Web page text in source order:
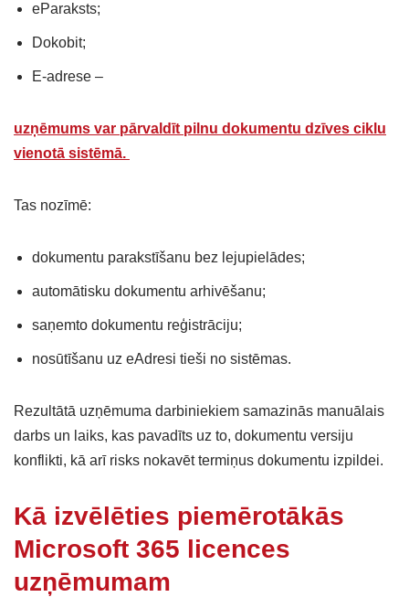
eParaksts;
Dokobit;
E-adrese –
uzņēmums var pārvaldīt pilnu dokumentu dzīves ciklu
vienotā sistēmā.
Tas nozīmē:
dokumentu parakstīšanu bez lejupielādes;
automātisku dokumentu arhivēšanu;
saņemto dokumentu reģistrāciju;
nosūtīšanu uz eAdresi tieši no sistēmas.
Rezultātā uzņēmuma darbiniekiem samazinās manuālais
darbs un laiks, kas pavadīts uz to, dokumentu versiju
konflikti, kā arī risks nokavēt termiņus dokumentu izpildei.
Kā izvēlēties piemērotākās
Microsoft 365 licences
uzņēmumam